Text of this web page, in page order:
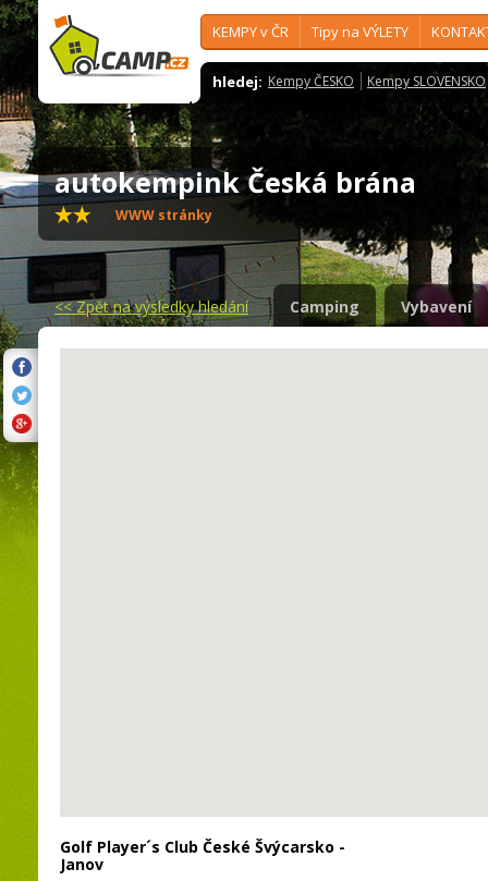
KEMPY v ČR Tipy na VÝLETY
hledej: Kempy ČESKO Kempy SLOVENSKO
autokempink Česká brána
WWW stránky
<<Zpět na výsledky hledání Camping Vybavení
Golf Player´s Club České Švýcarsko -
Janov